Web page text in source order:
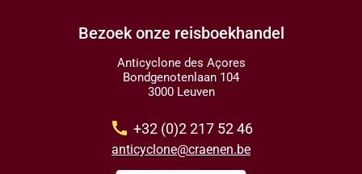
Bezoek onze reisboekhandel
Anticyclone des Açores
Bondgenotenlaan 104
3000 Leuven
call +32 (0)2 217 52 46
anticyclone@craenen.be